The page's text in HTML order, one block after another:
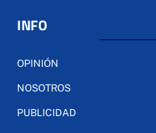
INFO
OPINIÓN
NOSOTROS
PUBLICIDAD